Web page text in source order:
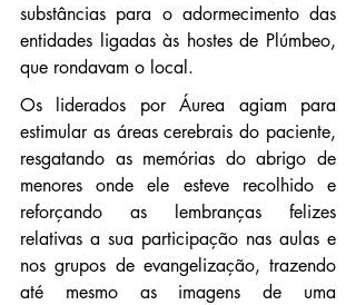
substâncias para o adormecimento das
entidades ligadas às hostes de Plúmbeo,
que rondavam o local.
Os liderados por Áurea agiam para
estimular as áreas cerebrais do paciente,
resgatando as memórias do abrigo de
menores onde ele esteve recolhido e
reforçando as lembranças felizes
relativas a sua participação nas aulas e
nos grupos de evangelização, trazendo
até mesmo as imagens de uma